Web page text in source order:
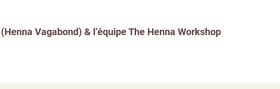
Vagabond) & l’équipe The Henna Workshop